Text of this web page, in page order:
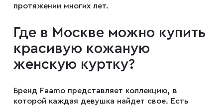
Пальто
Мужские туфли
протяжении многих лет.
Где в Москве можно купить
красивую кожаную
женскую куртку?
Бренд Faamo представляет коллекцию, в
которой каждая девушка найдет свое. Есть